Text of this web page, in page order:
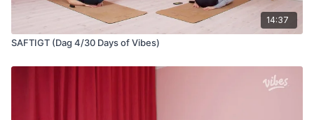
14:37
SAFTIGT (Dag 4/30 Days of Vibes)